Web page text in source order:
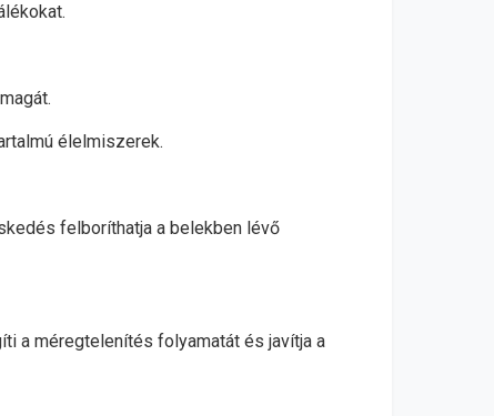
élelmiszerek.
felboríthatja a belekben lévő
a méregtelenítés folyamatát és javítja a